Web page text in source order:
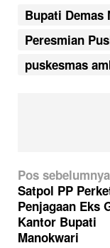
Bupati Demas
Peresmian
puskesmas
N
a
v
i
Pos sebelumnya
Satpol PP
Penjagaan Eks
Kantor Bupati
Manokwari